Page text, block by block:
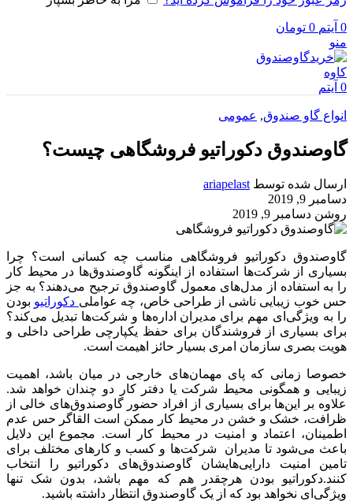
0 آیتم 0 تومان
منو
0 آیتم
انواع گاو صندوق, عمومی
گاوصندوق دکوراتیو فروشگاهی چیست؟
ارسال شده توسط ariapelast
دسامبر 9, 2019
روشن دسامبر 9, 2019
گاوصندوق دکوراتیو فروشگاهی مناسب چه کسانی است؟ چرا
بسیاری از شرکت‌ها استفاده از اینگونه گاوصندوق‌ها در محیط کار
را به استفاده از مدل‌های معمول گاوصندوق ترجیح می‌دهند؟ به جز
حس خوب زیبایی ناشی از طراحی خاص، چه عواملی دکوراتیو بودن
را به ویژگی‌ای مهم برای مدیران اداره‌ها و شرکت‌ها تبدیل می‌کند؟
برای بسیاری از فروشندگان برای حفظ یکپارچی طراحی داخلی و
هویت بصری سازمان امری بسیار حائز اهیمت است.
خصوصا زمانی که پای مهمان‌های خارجی در میان باشد، اهمیت
زیبایی و همگونی محیط شرکت یا دفتر کار دو چندان خواهد شد.
علاوه بر این‌ها برای بسیاری از افراد حضور گاوصندوق‌های خالی از
ظرافت، خشک و خشن در محیط کار ممکن است القاگر حس عدم
اطمینان، اعتماد و امنیت در محیط کار است. مجموع این دلایل
باعث می‌شود تا مدیران شرکت‌ها و کسب و کارهای مختلف برای
تامین امنیت دارایی‌هایشان گاوصندوق‌های دکوراتیو را انتخاب
کنند.دکوراتیو بودن هرچقدر هم که مهم باشد، بدون شک تنها
ویژگی‌ای نخواهد بود که از یک گاوصندوق انتظار داشته باشید.